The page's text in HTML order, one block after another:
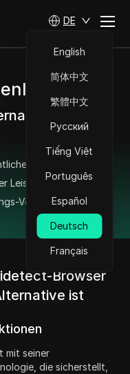
DE
English
简体中文
繁體中文
Русский
Tiếng Việt
Português
Español
Deutsch
Français
im Jahr
Funktionen wie
Leistung und einem
Verhältnis.
Browser
ist
mit seiner
die sicherstellt,